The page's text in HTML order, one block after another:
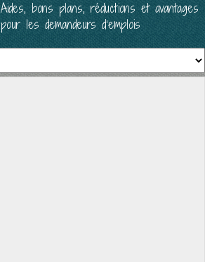
Aides, bons plans, réductions et avantages
pour les demandeurs d’emplois